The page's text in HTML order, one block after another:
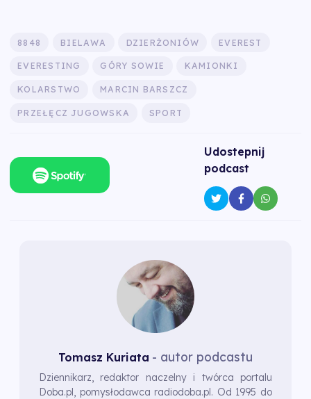
8848 BIELAWA DZIERŻONIÓW EVEREST
EVERESTING GÓRY SOWIE KAMIONKI
KOLARSTWO MARCIN BARSZCZ
PRZEŁĘCZ JUGOWSKA SPORT
Udostepnij
podcast
Tomasz Kuriata - autor podcastu
Dziennikarz, redaktor naczelny i twórca portalu
Doba.pl, pomysłodawca radiodoba.pl. Od 1995 do